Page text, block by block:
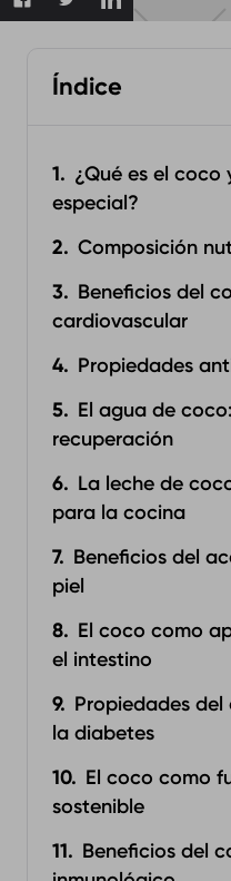
Índice
¿Qué es el coco
especial?
Composición
Beneficios del
cardiovascular
Propiedades
El agua de
recuperación
La leche de
para la cocina
Beneficios del
piel
El coco como
el intestino
Propiedades
la diabetes
El coco como
sostenible
Beneficios del